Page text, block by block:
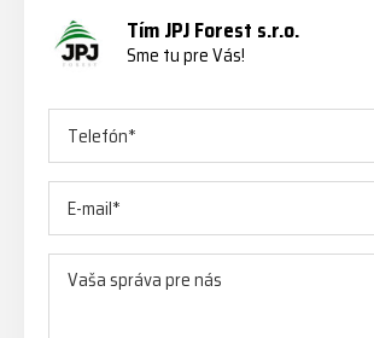
Tím JPJ Forest s.r.o.
Sme tu pre Vás!